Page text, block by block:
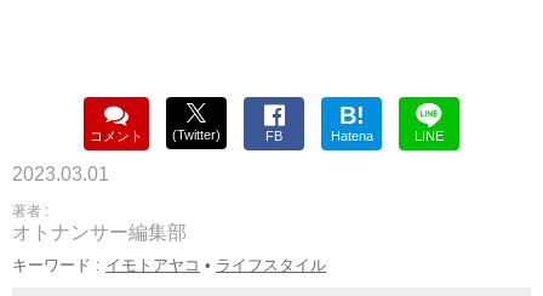
コメント (Twitter) FB
B!
Hatena LINE
2023.03.01
著者 :
オトナンサー編集部
キーワード : イモトアヤコ • ライフスタイル